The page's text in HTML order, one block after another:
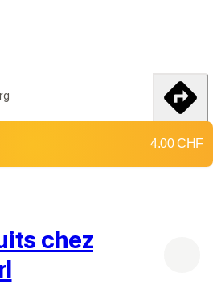
pour recevoir vos produits d'ici le
itinéraire
4.00 CHF
chez